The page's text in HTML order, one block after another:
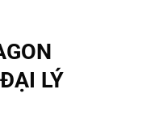
LÝ